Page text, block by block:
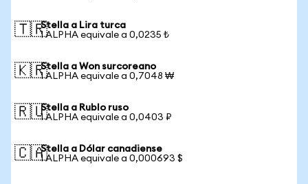
🇹🇷Stella a Lira turca
1 ALPHA equivale a 0,0235 ₺
🇰🇷Stella a Won surcoreano
1 ALPHA equivale a 0,7048 ₩
🇷🇺Stella a Rublo ruso
1 ALPHA equivale a 0,0403 ₽
🇨🇦Stella a Dólar canadiense
1 ALPHA equivale a 0,000693 $